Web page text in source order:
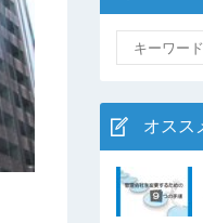
オスス